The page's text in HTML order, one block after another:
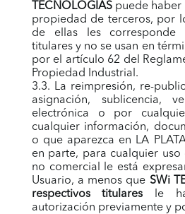
TECNOLOGÍASpuede haber
propiedad de terceros, por
de ellas les corresponde
titulares y no se usan en
por el artículo 62 del
Propiedad Industrial.
3.3. La reimpresión, re-
asignación, sublicencia,
electrónica o por
cualquier información,
o que aparezca en LA
en parte, para cualquier uso
no comercial le está
Usuario, a menos que SWi
respectivos titulares
le
autorización previamente y